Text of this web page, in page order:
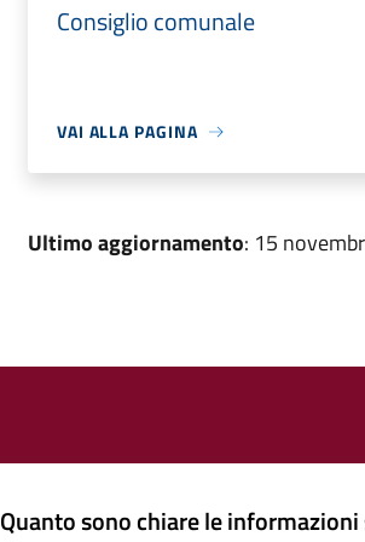
Consiglio comunale
VAI ALLA PAGINA
Ultimo aggiornamento: 15
Quanto sono chiare le